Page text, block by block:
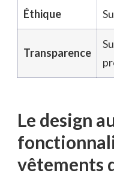
Éthique
Transparence
Le design
vêtements